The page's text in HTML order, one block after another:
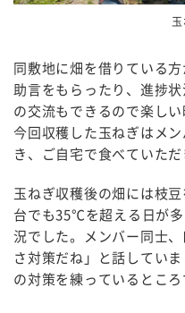
同敷地に畑を借りている
助言をもらったり、進捗
の交流もできるので楽しい
今回収穫した玉ねぎはメ
き、ご自宅で食べていただ
玉ねぎ収穫後の畑には枝
台でも35℃を超える日が
況でした。メンバー同士
さ対策だね」と話してい
の対策を練っているところ